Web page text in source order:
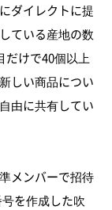
ダイレクトに提
ている産地の数
だけで40個以上
しい商品につい
由に共有してい
メンバーで招待
を作成した吹